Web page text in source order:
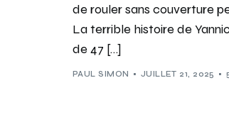
de rouler sans couverture
La terrible histoire de
de 47 […]
PAUL SIMON JUILLET 21, 2025